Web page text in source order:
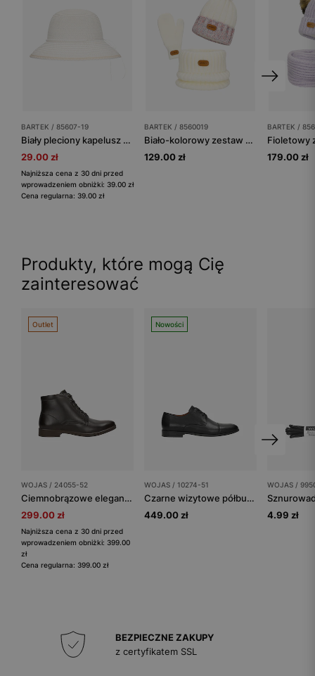
BARTEK / 85607-19
Biały pleciony kapelusz dziewczęcy BARTEK 85607-19
29.00 zł
Najniższa cena z 30 dni przed
wprowadzeniem obniżki: 39.00 zł
Cena regularna: 39.00 zł
BARTEK / 8560019
Biało-kolorowy zestaw czapka + komin + rękawiczki BARTEK 85600-19
129.00 zł
BARTEK /
179.00 zł
Produkty, które mogą Cię
zainteresować
Outlet
WOJAS / 24055-52
Ciemnobrązowe eleganckie trzewiki męskie ze skóry
299.00 zł
Najniższa cena z 30 dni przed
wprowadzeniem obniżki: 399.00
zł
Cena regularna: 399.00 zł
Nowości
WOJAS / 10274-51
Czarne wizytowe półbuty męskie ze skóry licowej
449.00 zł
WOJAS /
4.99 zł
BEZPIECZNE ZAKUPY
z certyfikatem SSL